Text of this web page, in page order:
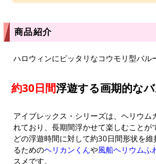
商品紹介
ハロウィンにピッタリなコウモリ型バル
約30日間浮遊する画期的な
アイブレックス・シリーズは、ヘリウ
れており、長期間浮かせて楽しむこと
どの浮遊時間に対して約30日間形状を
るためのヘリカンくんや風船ヘリウムふ
スメです。